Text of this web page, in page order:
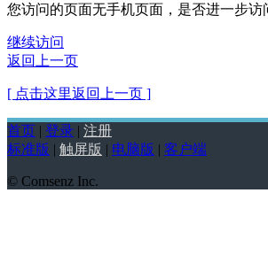
您访问的页面无手机页面，是否进一步访
继续访问
返回上一页
[ 点击这里返回上一页 ]
首页 | 登录 | 注册
标准版 | 触屏版 | 电脑版 | 客户端
© Comsenz Inc.